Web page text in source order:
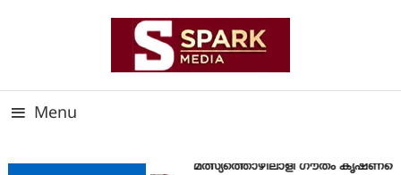
Menu
മത്സ്യത്തൊഴിലാളി ഗൗതം കൃഷ്ണയെ